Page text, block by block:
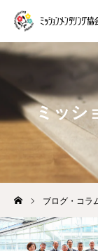
ミッシ
ブログ・コラ
プレ
マスター養
トイロキ
公式
ミッションメンタ